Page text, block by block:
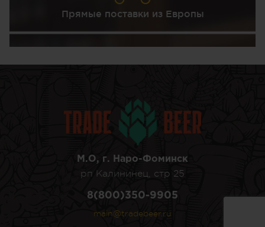
Прямые поставки из Европы
М.О, г. Наро-Фоминск
рп Калининец, стр 25
8(800)350-9905
main@tradebeer.ru